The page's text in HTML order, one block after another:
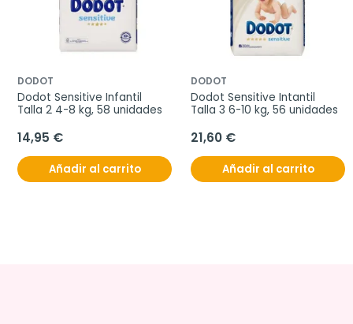
DODOT
Dodot Sensitive Infantil
Talla 2 4-8 kg, 58 unidades
14,95 €
Añadir al carrito
DODOT
Dodot Sensitive Intantil
Talla 3 6-10 kg, 56 unidades
21,60 €
Añadir al carrito